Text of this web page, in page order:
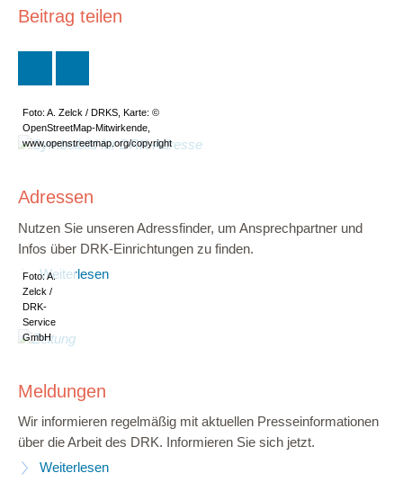
Beitrag teilen
Foto: A. Zelck / DRKS, Karte: ©
OpenStreetMap-Mitwirkende,
www.openstreetmap.org/copyright
Adressen
Nutzen Sie unseren Adressfinder, um Ansprechpartner und
Infos über DRK-Einrichtungen zu finden.
Weiterlesen
Foto: A.
Zelck /
DRK-
Service
GmbH
Meldungen
Wir informieren regelmäßig mit aktuellen Presseinformationen
über die Arbeit des DRK. Informieren Sie sich jetzt.
Weiterlesen